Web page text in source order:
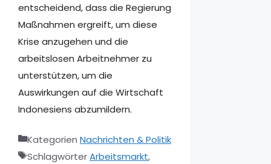
entscheidend, dass die Regierung
Maßnahmen ergreift, um diese
Krise anzugehen und die
arbeitslosen Arbeitnehmer zu
unterstützen, um die
Auswirkungen auf die Wirtschaft
Indonesiens abzumildern.
Kategorien Nachrichten & Politik
SchlagwörterArbeitsmarkt,